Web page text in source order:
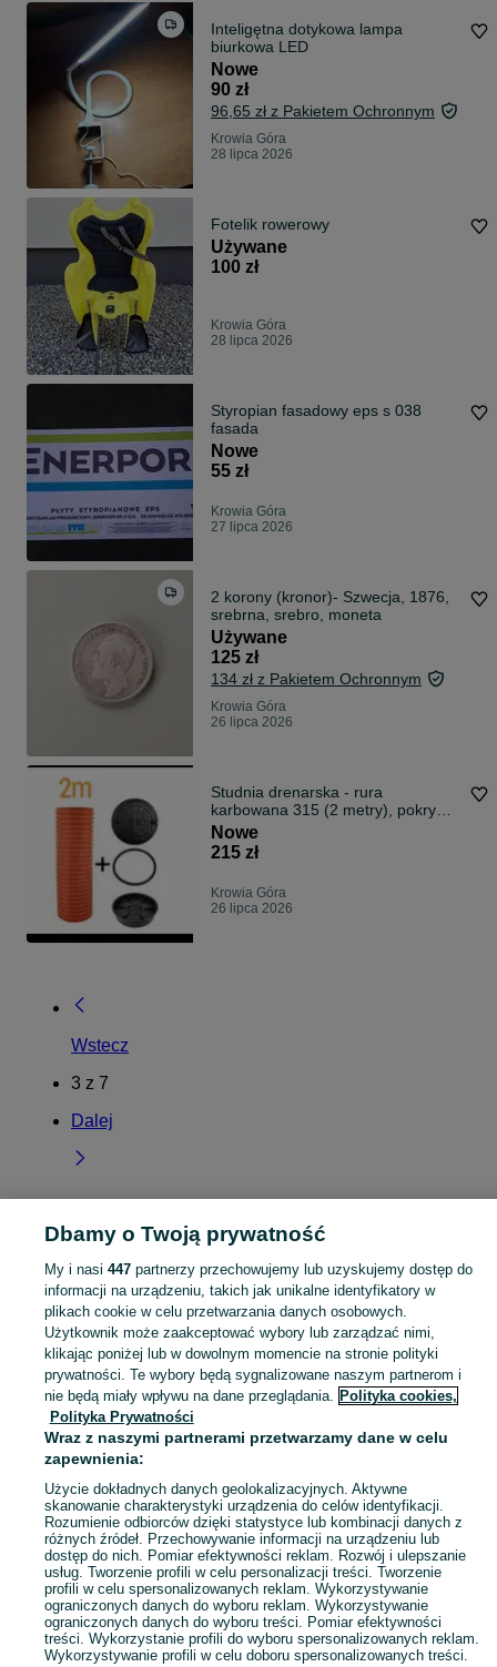
Inteligętna dotykowa lampa
biurkowa LED
Nowe
90 zł
96,65 zł z Pakietem Ochronnym
Krowia Góra
28 lipca 2026
Fotelik rowerowy
Używane
100 zł
Krowia Góra
28 lipca 2026
Styropian fasadowy eps s 038
fasada
Nowe
55 zł
Krowia Góra
27 lipca 2026
2 korony (kronor)- Szwecja, 1876,
srebrna, srebro, moneta
Używane
125 zł
134 zł z Pakietem Ochronnym
Krowia Góra
26 lipca 2026
Studnia drenarska - rura
karbowana 315 (2 metry), pokrywa,
uszczelka,
Nowe
215 zł
Krowia Góra
26 lipca 2026
Wstecz
3 z 7
Dalej
Strona główna Świętokrzyskie Krowia Góra
KATEGORIA
Skorzystaj z największego serwisu ogłoszeniowego - Krowia Góra i okolice! Kupuj to, czego pragniesz i sprzedawaj to, czego już nie potrzebujesz! Zobacz
Mapa kategorii
Mapa miejscowości
Mapa ministron
Popularne wyszukiwania
Dbamy o Twoją prywatność
My i nasi 447partnerzy przechowujemy lub uzyskujemy dostęp do
informacji na urządzeniu, takich jak unikalne identyfikatory w
plikach cookie w celu przetwarzania danych osobowych.
Użytkownik może zaakceptować wybory lub zarządzać nimi,
klikając poniżej lub w dowolnym momencie na stronie polityki
prywatności. Te wybory będą sygnalizowane naszym partnerom i
nie będą miały wpływu na dane przeglądania. Polityka cookies,
Polityka Prywatności
Wraz z naszymi partnerami przetwarzamy dane w celu
zapewnienia:
Użycie dokładnych danych geolokalizacyjnych. Aktywne
skanowanie charakterystyki urządzenia do celów identyfikacji.
Rozumienie odbiorców dzięki statystyce lub kombinacji danych z
różnych źródeł. Przechowywanie informacji na urządzeniu lub
dostęp do nich. Pomiar efektywności reklam. Rozwój i ulepszanie
usług. Tworzenie profili w celu personalizacji treści. Tworzenie
profili w celu spersonalizowanych reklam. Wykorzystywanie
ograniczonych danych do wyboru reklam. Wykorzystywanie
ograniczonych danych do wyboru treści. Pomiar efektywności
treści. Wykorzystanie profili do wyboru spersonalizowanych reklam.
Wykorzystywanie profili w celu doboru spersonalizowanych treści.